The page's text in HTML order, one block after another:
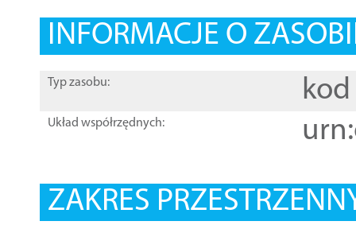
INFORMACJE O
Typ zasobu: kod
Układ współrzędnych:
ZAKRES